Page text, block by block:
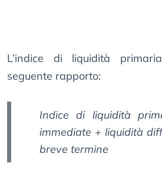
L’indice di liquidità
seguente rapporto:
Indice di liquidità
immediate + liquidità
breve termine